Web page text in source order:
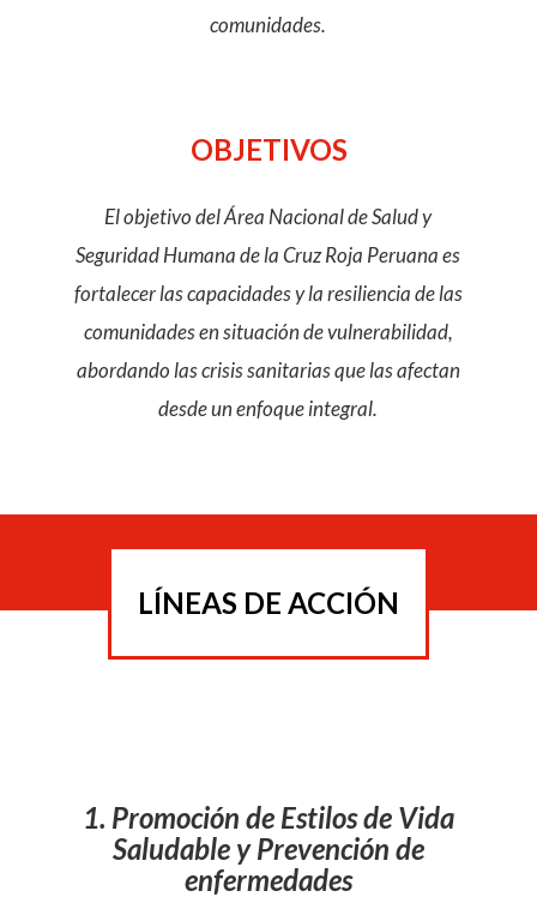
comunidades.
OBJETIVOS
El objetivo del Área Nacional de Salud y
Seguridad Humana de la Cruz Roja Peruana es
fortalecer las capacidades y la resiliencia de las
comunidades en situación de vulnerabilidad,
abordando las crisis sanitarias que las afectan
desde un enfoque integral.
LÍNEAS DE ACCIÓN
1. Promoción de Estilos de Vida
Saludable y Prevención de
enfermedades